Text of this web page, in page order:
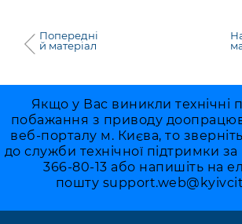
Київська міська військова
Важливе під час воєнного стану
Попередні
й матеріал
Якщо у Вас виникли технічні
побажання з приводу
веб-порталу м. Києва, то
до служби технічної підтримки
366-80-13 або напишіть на
пошту